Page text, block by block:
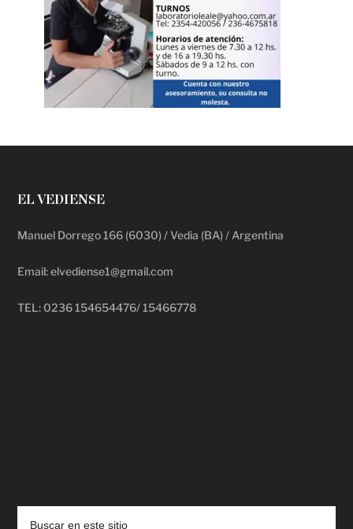
EL VEDIENSE
Manuel Dorrego 166 (6030) / Vedia (BA) / Argentina
Email: elvediense1@gmail.com
TEL: 0236 154654476/ 15466778